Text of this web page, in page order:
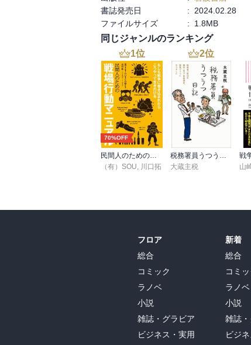
書誌発売日
: 2024.02.28
ファイルサイズ
: 1.8MB
同じジャンルのランキング
1位
70%OFF
民間人のための戦場行動マニュアル
（有）SOU, 川口拓
2位
税務署員うつうつ日記
大蔵主税
山
フロア
総合
コミック
ラノベ
小説
雑誌・グラビア
ビジネス・実用
新着
総合
コミッ
ラノベ
小説
雑誌
ビジ